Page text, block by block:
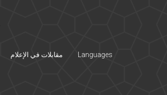
مقابلات في الإعلام Languages